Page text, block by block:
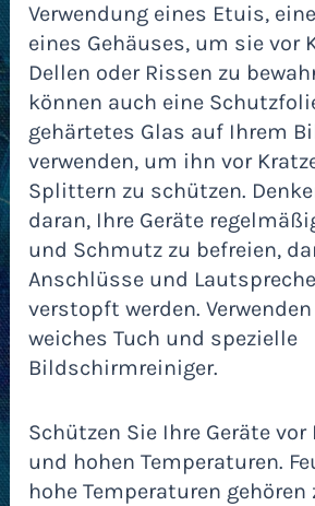
Verwendung eines Etuis,
eines Gehäuses, um sie vor
Dellen oder Rissen zu
können auch eine
gehärtetes Glas auf Ihrem
verwenden, um ihn vor
Splittern zu schützen.
daran, Ihre Geräte
und Schmutz zu befreien,
Anschlüsse und
verstopft werden.
weiches Tuch und spezielle
Bildschirmreiniger.
Schützen Sie Ihre Geräte
und hohen Temperaturen.
hohe Temperaturen gehören